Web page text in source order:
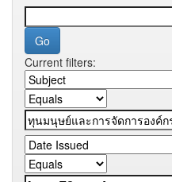
Current filters: